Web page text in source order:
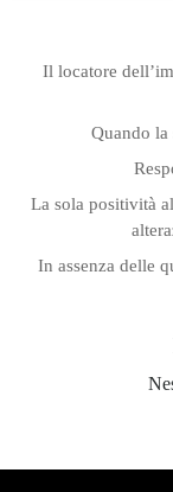
Il locatore
Quando la
La sola positività
In assenza delle